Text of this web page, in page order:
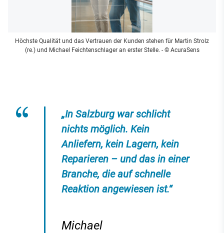
Höchste Qualität und das Vertrauen der Kunden stehen für Martin Strolz
(re.) und Michael Feichtenschlager an erster Stelle. - © AcuraSens
„In Salzburg war schlicht
nichts möglich. Kein
Anliefern, kein Lagern, kein
Reparieren – und das in einer
Branche, die auf schnelle
Reaktion angewiesen ist.“
Michael